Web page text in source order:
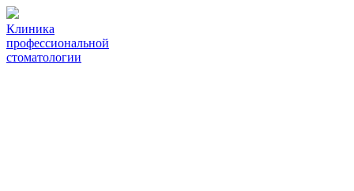
Клиника
профессиональной
стоматологии